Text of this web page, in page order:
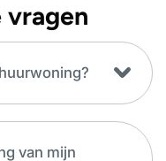
vragen
van mijn